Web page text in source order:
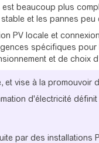
beaucoup plus
et les pannes peu
PV locale et
spécifiques
et de choix
et vise à la promouvoir
d'électricité
par des installations